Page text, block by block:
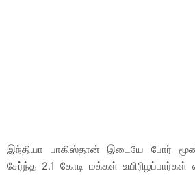
இந்தியா பாகிஸ்தான் இடையே போர்
சேர்ந்த 2.1 கோடி மக்கள் உயிரிழப்பார்கள்